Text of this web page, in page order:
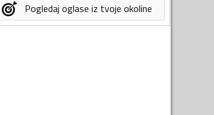
Pogledaj oglase iz tvoje okoline